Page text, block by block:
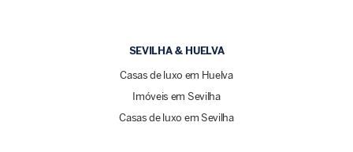
SEVILHA & HUELVA
Casas de luxo em Huelva
Imóveis em Sevilha
Casas de luxo em Sevilha